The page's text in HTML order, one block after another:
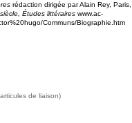
rédaction dirigée par Alain Rey,
Études littéraires www.ac-
Communs/Biographie.htm
de liaison)